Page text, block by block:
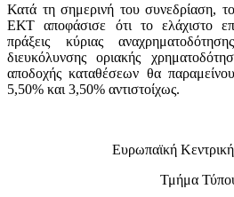
Κατά τη σημερινή του συνεδρίαση,
ΕΚΤ αποφάσισε ότι το ελάχιστο
πράξεις κύριας
διευκόλυνσης οριακής
αποδοχής καταθέσεων θα
5,50% και 3,50% αντιστοίχως.
Ευρωπαϊκή
Τμήμα